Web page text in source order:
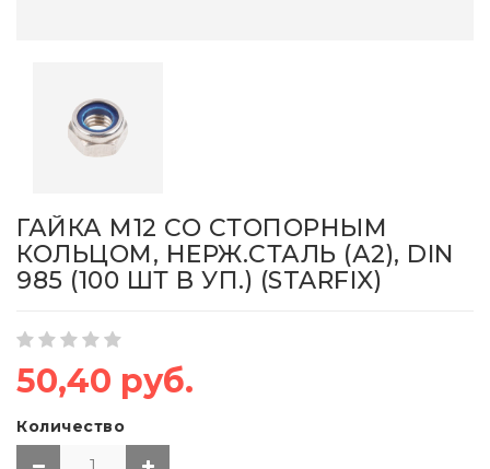
ГАЙКА М12 СО СТОПОРНЫМ
КОЛЬЦОМ, НЕРЖ.СТАЛЬ (А2), DIN
985 (100 ШТ В УП.) (STARFIX)
50,40 руб.
Количество